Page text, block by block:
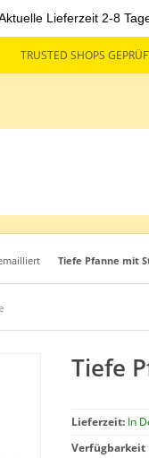
Lieferzeit 2-8
TRUSTED SHOPS
Tiefe Pfanne mit
Tiefe
Lieferzeit: In
Verfügbarkeit